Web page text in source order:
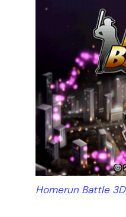
Homerun Battle 3D